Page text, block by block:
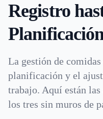
Registro
La gestión de
planificación y el
trabajo. Aquí están
los tres sin muros de